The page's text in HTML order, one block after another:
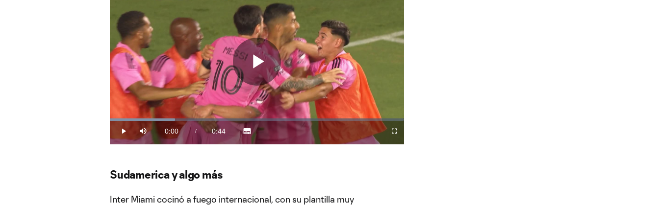
Play
Video
Play Mute
Current
Time
0:00 /
Duration
0:44
Loaded:
Subtitles
Fullscreen
Difundir
a
Chromecast
Sudamerica y algo más
Inter Miami cocinó a fuego internacional, con su plantilla muy